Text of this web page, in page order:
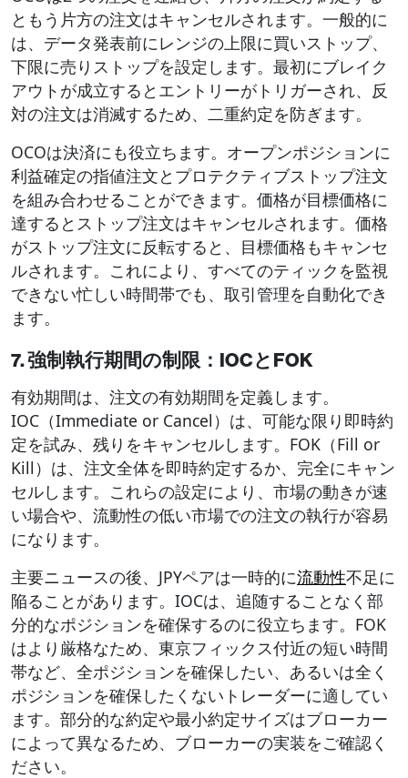
ともう片方の注文はキャンセルされます。一般的に
は、データ発表前にレンジの上限に買いストップ、
下限に売りストップを設定します。最初にブレイク
アウトが成立するとエントリーがトリガーされ、反
対の注文は消滅するため、二重約定を防ぎます。
OCOは決済にも役立ちます。オープンポジションに
利益確定の指値注文とプロテクティブストップ注文
を組み合わせることができます。価格が目標価格に
達するとストップ注文はキャンセルされます。価格
がストップ注文に反転すると、目標価格もキャンセ
ルされます。これにより、すべてのティックを監視
できない忙しい時間帯でも、取引管理を自動化でき
ます。
7. 強制執行期間の制限：IOCとFOK
有効期間は、注文の有効期間を定義します。
IOC（Immediate or Cancel）は、可能な限り即時約
定を試み、残りをキャンセルします。FOK（Fill or
Kill）は、注文全体を即時約定するか、完全にキャン
セルします。これらの設定により、市場の動きが速
い場合や、流動性の低い市場での注文の執行が容易
になります。
主要ニュースの後、JPYペアは一時的に流動性不足に
陥ることがあります。IOCは、追随することなく部
分的なポジションを確保するのに役立ちます。FOK
はより厳格なため、東京フィックス付近の短い時間
帯など、全ポジションを確保したい、あるいは全く
ポジションを確保したくないトレーダーに適してい
ます。部分的な約定や最小約定サイズはブローカー
によって異なるため、ブローカーの実装をご確認く
ださい。